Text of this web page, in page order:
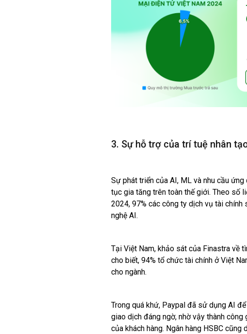
3. Sự hỗ trợ của trí tuệ nhân
Sự phát triển của AI, ML và nhu cầu
tục gia tăng trên toàn thế giới. Theo số
2024, 97% các công ty dịch vụ tài
nghệ AI.
Tại Việt Nam, khảo sát của Finastra về
cho biết, 94% tổ chức tài chính ở Việt
cho ngành.
Trong quá khứ, Paypal đã sử dụng AI
giao dịch đáng ngờ, nhờ vậy thành
của khách hàng. Ngân hàng HSBC